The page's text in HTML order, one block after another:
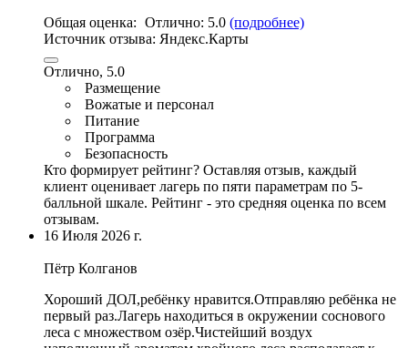
Общая оценка: Отлично: 5.0 (подробнее)
Источник отзыва: Яндекс.Карты
Отлично, 5.0
Размещение
Вожатые и персонал
Питание
Программа
Безопасность
Кто формирует рейтинг? Оставляя отзыв, каждый
клиент оценивает лагерь по пяти параметрам по 5-
балльной шкале. Рейтинг - это средняя оценка по всем
отзывам.
16 Июля 2026 г.
Пётр Колганов
Хороший ДОЛ,ребёнку нравится.Отправляю ребёнка не
первый раз.Лагерь находиться в окружении соснового
леса с множеством озёр.Чистейший воздух